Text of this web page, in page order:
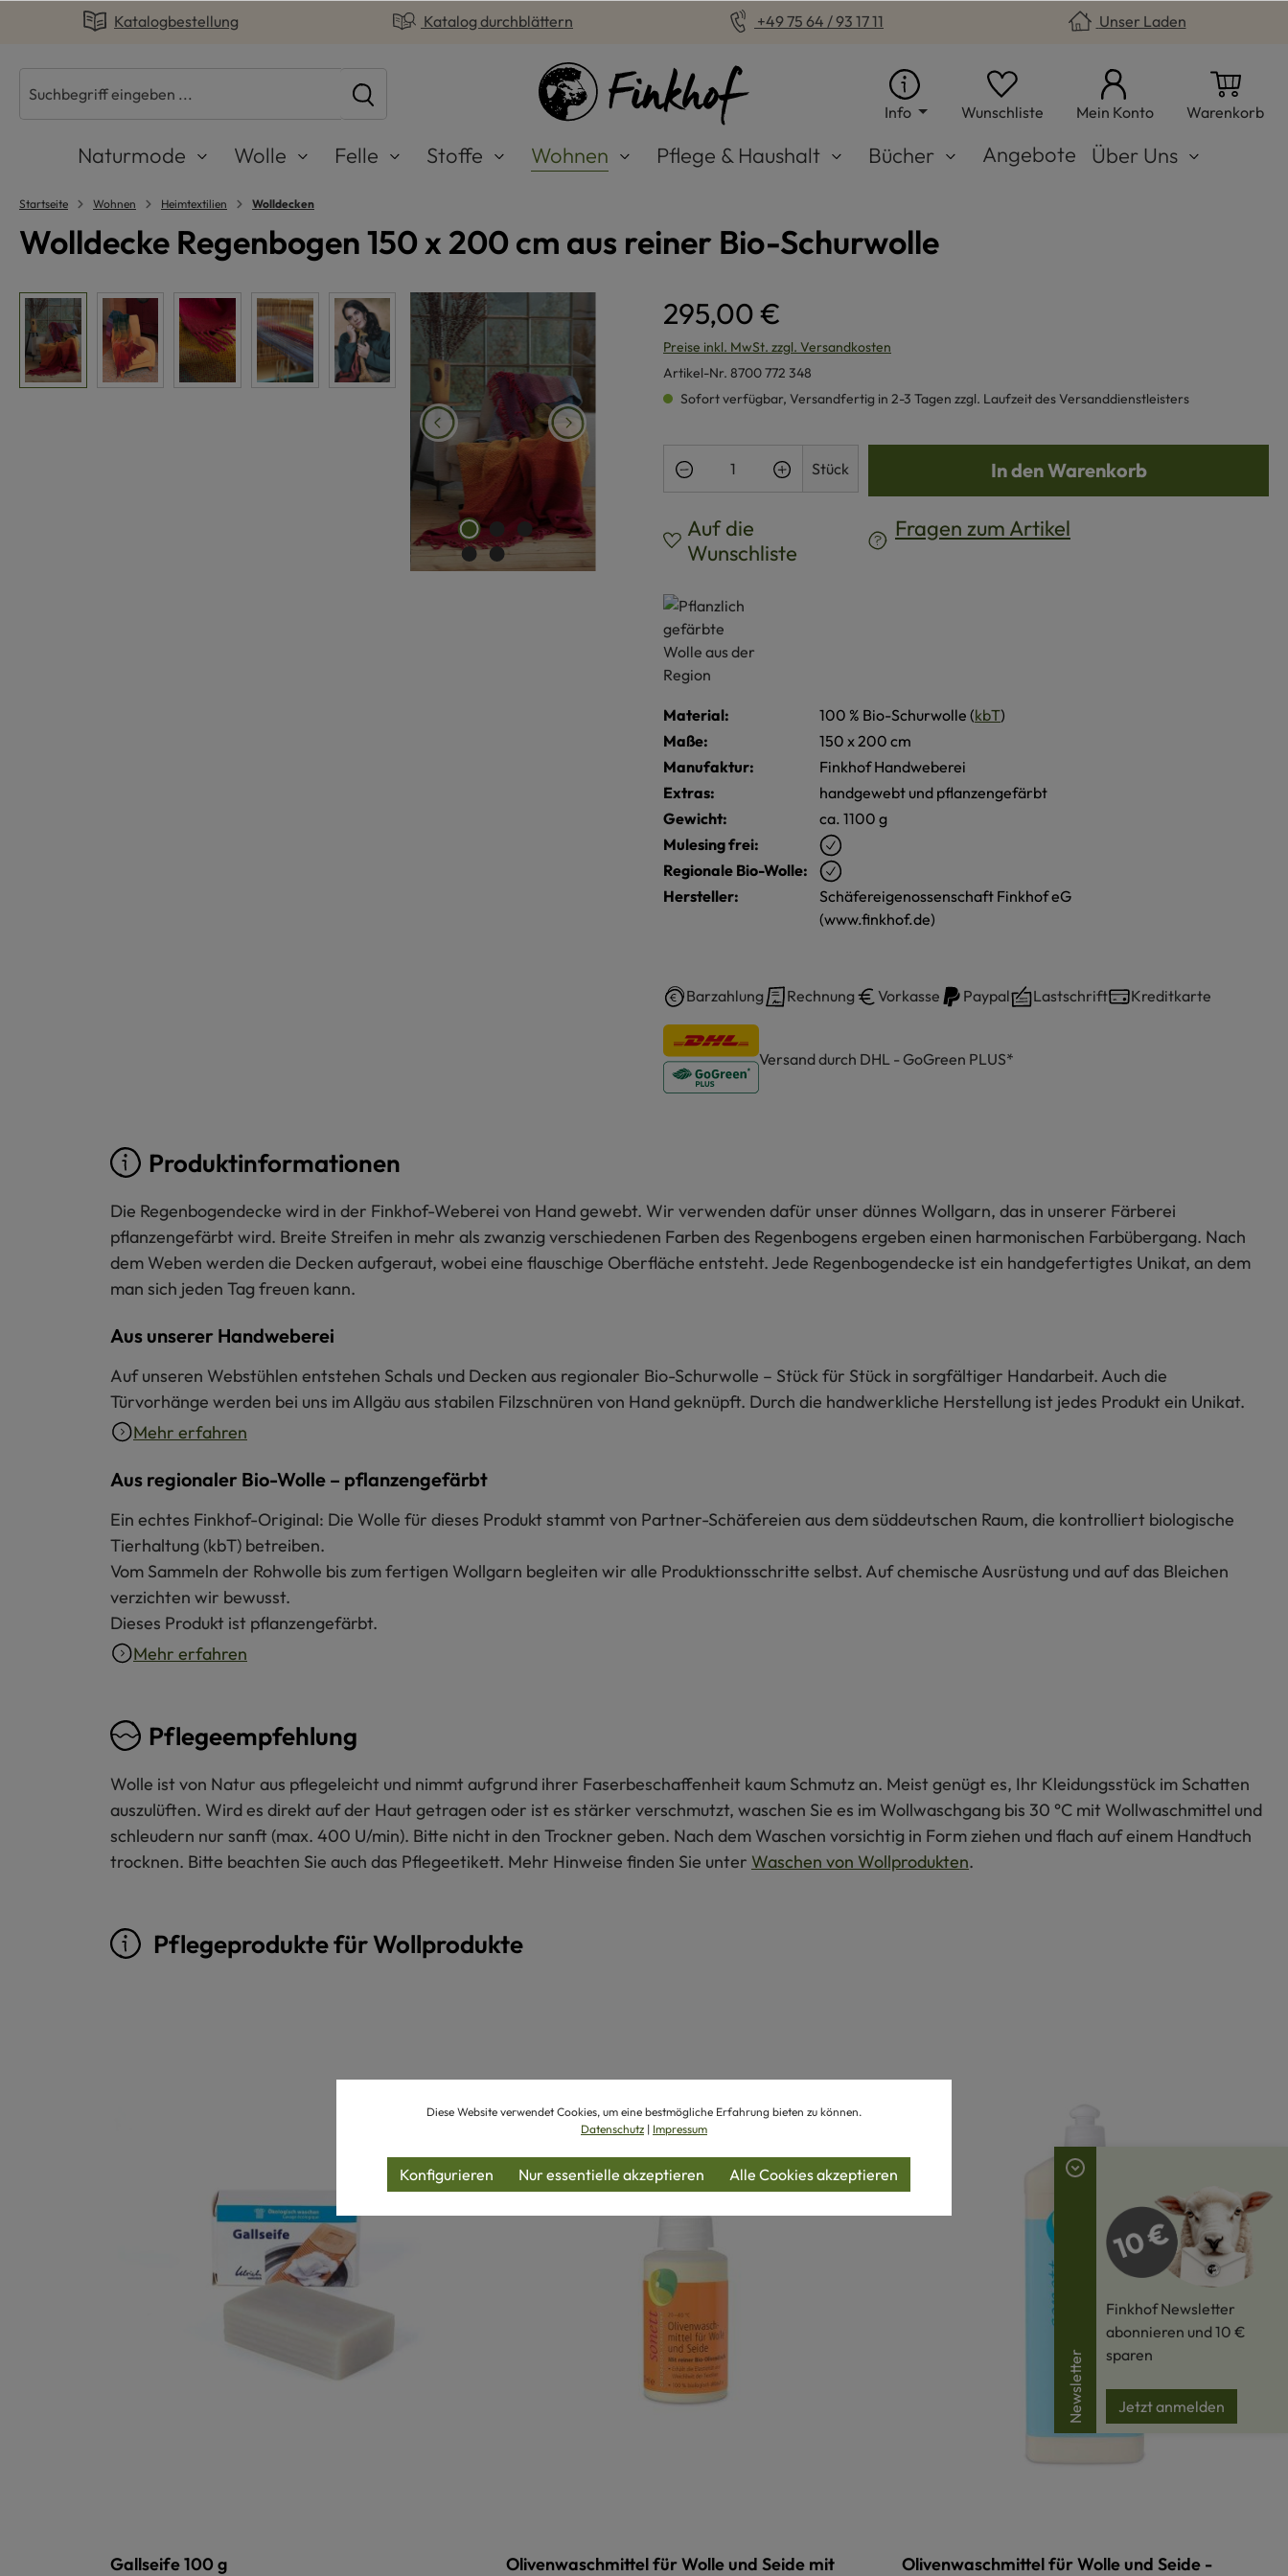
Zur Hauptnavigation springen
Katalogbestellung Katalog durchblättern +49 75 64 / 93 17 11 Unser Laden
Info Wunschliste Du hast 0 Produkte auf dem
Mein Konto Warenkorb
Naturmode Wolle Felle Stoffe Wohnen Pflege & Haushalt Bücher Angebote Über Uns
Startseite Wohnen Heimtextilien Wolldecken
Wolldecke Regenbogen 150 x 200 cm aus reiner Bio-Schurwolle
Bildergalerie überspringen 295,00 €
Preise inkl. MwSt. zzgl. Versandkosten
Artikel-Nr. 8700 772 348
Sofort verfügbar, Versandfertig in 2-3 Tagen zzgl. Laufzeit des Versanddienstleisters
Produkt Anzahl: Gib den gewünschten Wert ein oder
Stück In den Warenkorb
Auf die
Wunschliste
Fragen zum Artikel
Material: 100 % Bio-Schurwolle (kbT)
Maße:
150 x 200 cm
Manufaktur:
Finkhof Handweberei
Extras:
handgewebt und pflanzengefärbt
Gewicht:
ca. 1100 g
Mulesing frei:
Regionale Bio-Wolle:
Hersteller:
Schäfereigenossenschaft Finkhof eG
(www.finkhof.de)
Barzahlung Rechnung Vorkasse Paypal Lastschrift Kreditkarte
Versand durch DHL - GoGreen PLUS*
Produktinformationen
Die Regenbogendecke wird in der Finkhof-Weberei von Hand gewebt. Wir verwenden dafür unser dünnes Wollgarn, das in unserer Färberei
pflanzengefärbt wird. Breite Streifen in mehr als zwanzig verschiedenen Farben des Regenbogens ergeben einen harmonischen Farbübergang. Nach
dem Weben werden die Decken aufgeraut, wobei eine flauschige Oberfläche entsteht. Jede Regenbogendecke ist ein handgefertigtes Unikat, an dem
man sich jeden Tag freuen kann.
Aus unserer Handweberei
Auf unseren Webstühlen entstehen Schals und Decken aus regionaler Bio-Schurwolle – Stück für Stück in sorgfältiger Handarbeit. Auch die
Türvorhänge werden bei uns im Allgäu aus stabilen Filzschnüren von Hand geknüpft. Durch die handwerkliche Herstellung ist jedes Produkt ein Unikat.
Mehr erfahren
Aus regionaler Bio-Wolle – pflanzengefärbt
Ein echtes Finkhof-Original: Die Wolle für dieses Produkt stammt von Partner-Schäfereien aus dem süddeutschen Raum, die kontrolliert biologische
Tierhaltung (kbT) betreiben.
Vom Sammeln der Rohwolle bis zum fertigen Wollgarn begleiten wir alle Produktionsschritte selbst. Auf chemische Ausrüstung und auf das Bleichen
verzichten wir bewusst.
Dieses Produkt ist pflanzengefärbt.
Mehr erfahren
Pflegeempfehlung
Wolle ist von Natur aus pflegeleicht und nimmt aufgrund ihrer Faserbeschaffenheit kaum Schmutz an. Meist genügt es, Ihr Kleidungsstück im Schatten
auszulüften. Wird es direkt auf der Haut getragen oder ist es stärker verschmutzt, waschen Sie es im Wollwaschgang bis 30 °C mit Wollwaschmittel und
schleudern nur sanft (max. 400 U/min). Bitte nicht in den Trockner geben. Nach dem Waschen vorsichtig in Form ziehen und flach auf einem Handtuch
trocknen. Bitte beachten Sie auch das Pflegeetikett. Mehr Hinweise finden Sie unter Waschen von Wollprodukten.
Pflegeprodukte für Wollprodukte
Gallseife 100 g
Olivenwaschmittel für Wolle und Seide mit
Olivenwaschmittel für Wolle und Seide -
Newsletter
Finkhof Newsletter
abonnieren und 10 €
sparen
Jetzt anmelden
Diese Website verwendet Cookies, um eine bestmögliche Erfahrung bieten zu können.
Datenschutz | Impressum
Nur essentielle akzeptieren
Konfigurieren Alle Cookies akzeptieren